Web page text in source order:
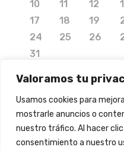
Valoramos tu
Usamos cookies para
mostrarle anuncios o
nuestro tráfico. Al hacer
consentimiento a nuestro
10
11 12
17
18 19
24
25 26
31
© 2020